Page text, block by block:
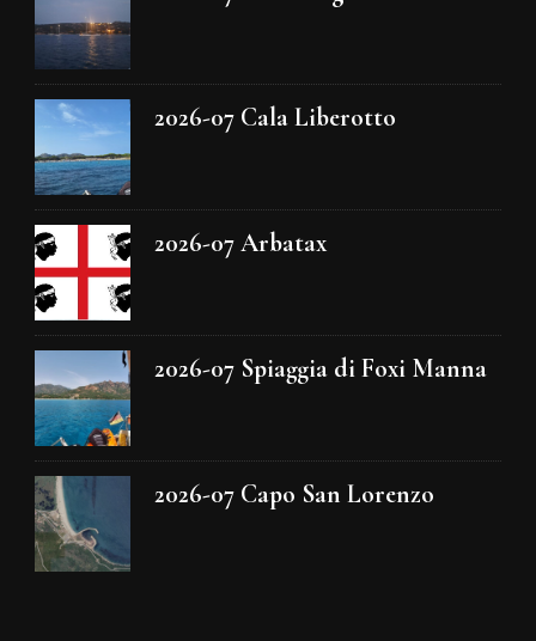
2026-07 Cala Liberotto
2026-07 Arbatax
2026-07 Spiaggia di Foxi Manna
2026-07 Capo San Lorenzo